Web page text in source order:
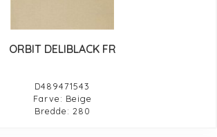
ORBIT DELIBLACK FR
D489471543
Farve: Beige
Bredde: 280